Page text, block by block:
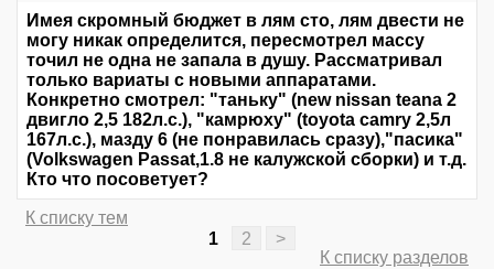
Имея скромный бюджет в лям сто, лям двести не
могу никак определится, пересмотрел массу
точил не одна не запала в душу. Рассматривал
только вариаты с новыми аппаратами.
Конкретно смотрел: "таньку" (new nissan teana 2
двигло 2,5 182л.с.), "камрюху" (toyota camry 2,5л
167л.с.), мазду 6 (не понравилась сразу),"пасика"
(Volkswagen Passat,1.8 не калужской сборки) и т.д.
Кто что посоветует?
К списку тем
1
2
>
К списку разделов